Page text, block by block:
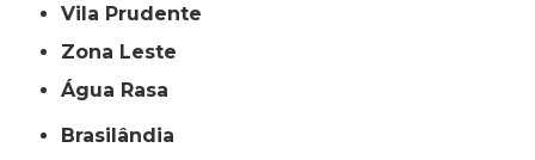
Vila Prudente
Zona Leste
Água Rasa
Brasilândia